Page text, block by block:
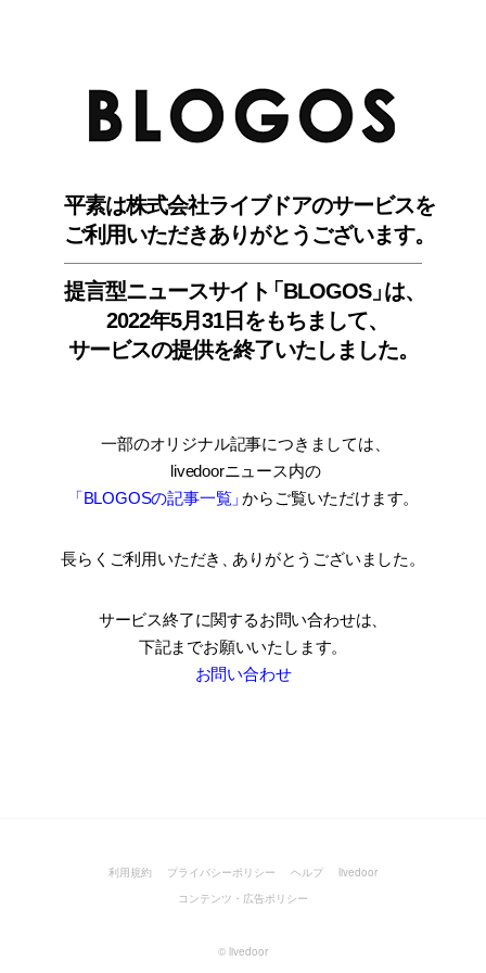
平素は株式会社ライブドアのサービスを
ご利用いただきありがとうございます。
提言型ニュースサイ ト「BLOGOS」は、
2022年5月31日をもちまして、
サービスの提供を終了いたしました。
一部のオリジナル記事につきましては
livedoorニュース内の
「BLOGOSの記事一覧」からご覧いただけます。
長らくご利用いただき ありがとうございました。
サービス終了に関するお問い合わせは、
下記までお願いいたします。
お問い合わせ
利用規約 プライバシーポリシー ヘルプ
livedoor
コンテンツ・広告ポリシー
© livedoor